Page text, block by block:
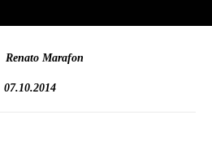
Renato Marafon
07.10.2014